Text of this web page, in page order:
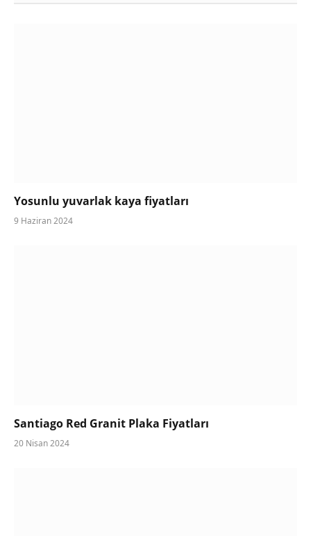
Yosunlu yuvarlak kaya fiyatları
9 Haziran 2024
Santiago Red Granit Plaka Fiyatları
20 Nisan 2024